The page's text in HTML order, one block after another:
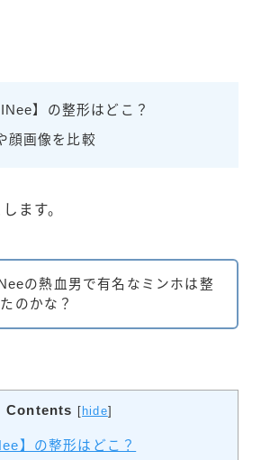
】の整形はどこ？
顔画像を比較
ます。
の熱血男で有名なミンホは整
のかな？
Contents [hide]
】の整形はどこ？